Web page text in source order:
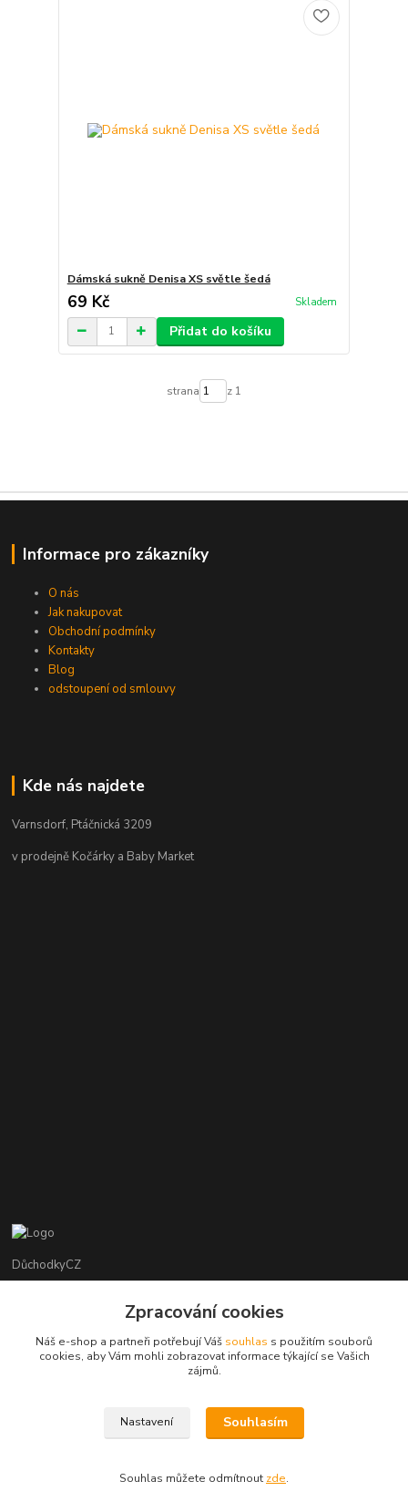
Dámská sukně Denisa XS světle šedá
69 Kč Skladem
Přidat do košíku
strana z 1
Informace pro zákazníky
O nás
Jak nakupovat
Obchodní podmínky
Kontakty
Blog
odstoupení od smlouvy
Kde nás najdete
Varnsdorf, Ptáčnická 3209
v prodejně Kočárky a Baby Market
DůchodkyCZ
+420 412384749
objednavky@duchodky.cz
Zpracování cookies
Náš e-shop a partneři potřebují Váš souhlas s použitím souborů
cookies, aby Vám mohli zobrazovat informace týkající se Vašich
zájmů.
Nastavení Souhlasím
Souhlas můžete odmítnout zde.